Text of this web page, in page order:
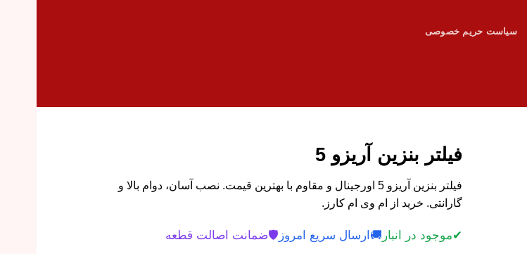
سیاست حریم خصوصی
فیلتر بنزین آریزو 5
فیلتر بنزین آریزو 5 اورجینال و مقاوم با بهترین قیمت. نصب آسان، دوام بالا و
گارانتی. خرید از ام وی ام کارز.
✔موجود در انبار 🚚 ارسال سریع امروز 🛡️ضمانت اصالت قطعه